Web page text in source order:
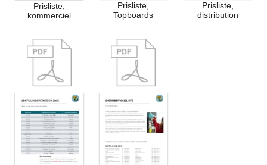
Prisliste,
kommerciel
Prisliste,
Topboards
Prisliste,
distribution